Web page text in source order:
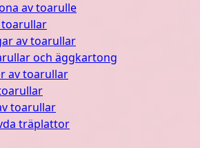
av toarulle
toarullar
av toarullar
och äggkartong
av toarullar
toarullar
träplattor